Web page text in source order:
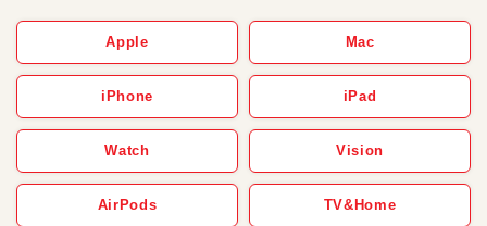
Apple Mac
iPhone iPad
Watch Vision
AirPods TV&Home